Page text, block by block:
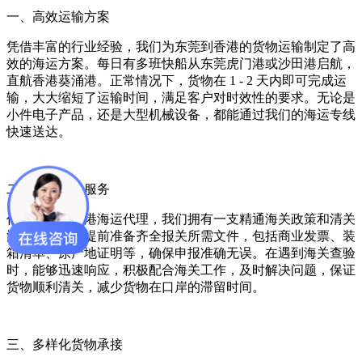
一、高效运输方案​
凭借丰富的行业经验，我们为东莞到香港的货物运输制定了高
效的海运方案。每日有多班快船从东莞虎门港或沙田港启航，
直航香港葵涌港。正常情况下，货物在 1 - 2 天内即可完成运
输，大大缩短了运输时间，满足客户对时效性的要求。无论是
小件电子产品，还是大型机械设备，都能通过我们的海运专线
快速送达。​
二、专业清关服务​
作为专业的香港海运代理，我们拥有一支精通海关政策和清关
流程的团队。提前准备齐全报关所需文件，包括商业发票、装
箱清单、原产地证明等，确保申报准确无误。在遇到海关查验
时，能够迅速响应，积极配合海关工作，及时解决问题，保证
货物顺利清关，减少货物在口岸的滞留时间。​
三、多样化货物承接​